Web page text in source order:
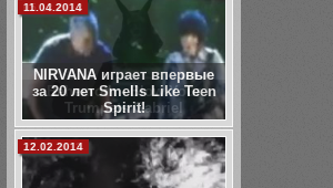
Behemoth - Blow Your
Trumpets Gabriel
05.12.2013
27.11.2013